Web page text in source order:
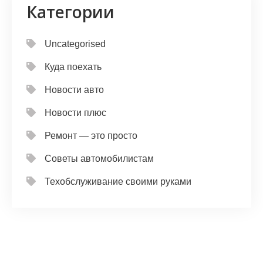
Категории
Uncategorised
Куда поехать
Новости авто
Новости плюс
Ремонт — это просто
Советы автомобилистам
Техобслуживание своими руками